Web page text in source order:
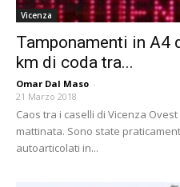
Vicenza
Tamponamenti in A4
km di coda tra...
Omar Dal Maso -
21 Marzo 2018
Caos tra i caselli di Vicenza
mattinata. Sono state
autoarticolati in...